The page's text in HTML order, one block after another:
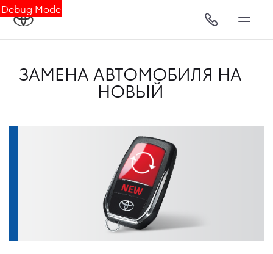
Debug Mode
ЗАМЕНА АВТОМОБИЛЯ НА
НОВЫЙ